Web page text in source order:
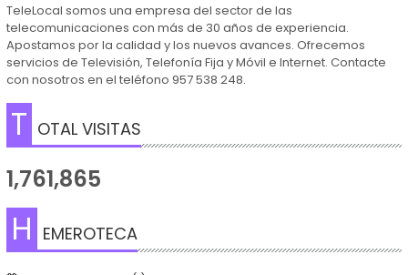
TeleLocal somos una empresa del sector de las
telecomunicaciones con más de 30 años de experiencia.
Apostamos por la calidad y los nuevos avances. Ofrecemos
servicios de Televisión, Telefonía Fija y Móvil e Internet. Contacte
con nosotros en el teléfono 957 538 248.
T OTAL VISITAS
1,761,865
H EMEROTECA